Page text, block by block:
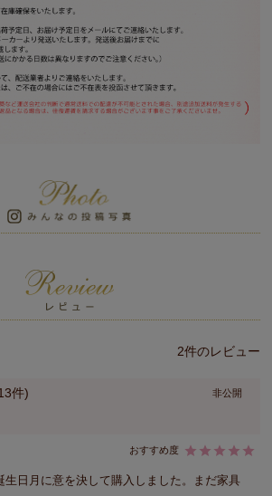
2
非公開
生日月に意を決して購入しました。まだ家具